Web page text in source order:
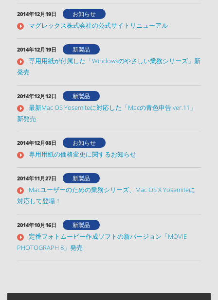
2014年12月19日 お知らせ
マグレックス株式会社の公式サイトリニューアル
2014年12月19日 新製品
専用用紙が付属した「Windowsのやさしい業務シリーズ」新
発売
2014年12月12日 新製品
最新Mac OS Yosemiteに対応した「Macの青色申告 ver.11」
新発売
2014年12月08日 お知らせ
専用用紙の価格変更に関するお知らせ
2014年11月27日 新製品
Macユーザーのための業務シリーズ、Mac OS X Yosemiteに
対応して登場！
2014年10月16日 新製品
定番フォトムービー作成ソフトの新バージョン「MOVIE
PHOTOGRAPH 8」発売